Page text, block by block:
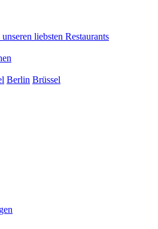
liebsten Restaurants
Berlin Brüssel